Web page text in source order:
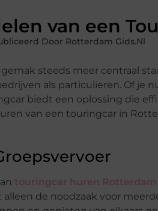
van een
Door Rotterdam Gids.nl
steeds meer centraal
als particulieren. Of je
biedt een oplossing die
van een touringcar in
touringcar huren Rotterdam
de noodzaak voor